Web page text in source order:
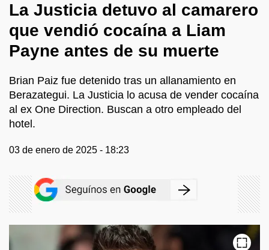
La Justicia detuvo al camarero
que vendió cocaína a Liam
Payne antes de su muerte
Brian Paiz fue detenido tras un allanamiento en
Berazategui. La Justicia lo acusa de vender cocaína
al ex One Direction. Buscan a otro empleado del
hotel.
03 de enero de 2025 - 18:23